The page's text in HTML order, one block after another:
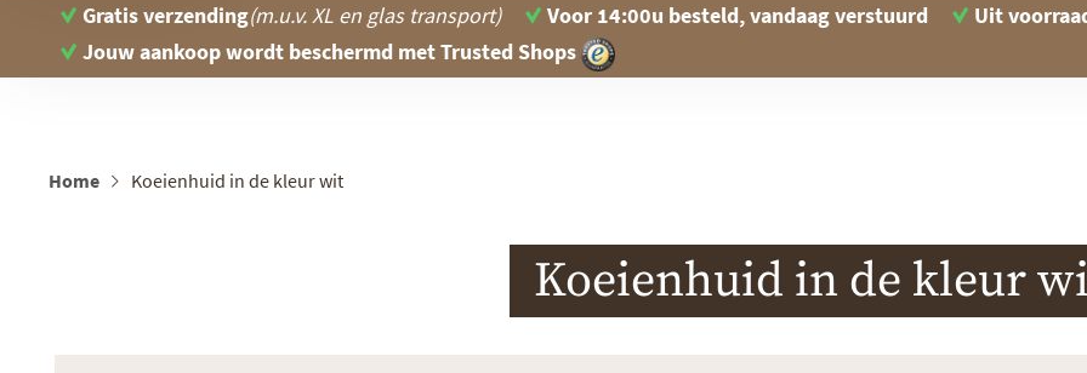
Gratis verzending(m.u.v. XL en glas transport) Voor 14:00u besteld, vandaag verstuurd
Uit
Jouw aankoop wordt beschermd met Trusted Shops
Home Koeienhuid in de kleur wit
Koeienhuid in de kleur